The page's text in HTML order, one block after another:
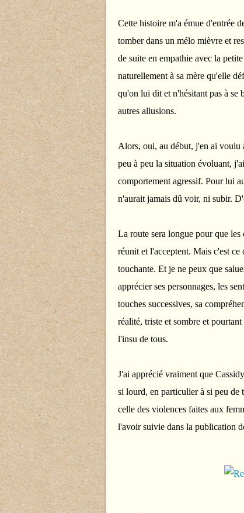
Cette histoire m'a émue d'entrée
tomber dans un mélo mièvre et
de suite en empathie avec la
naturellement à sa mère qu'elle
qu'on lui dit et n'hésitant pas à se
autres allusions.
Alors, oui, au début, j'en ai voulu
peu à peu la situation évoluant,
comportement agressif. Pour lui
n'aurait jamais dû voir, ni subir.
La route sera longue pour que
réunit et l'acceptent. Mais c'est
touchante. Et je ne peux que
apprécier ses personnages, les
touches successives, sa
réalité, triste et sombre et
l'insu de tous.
J'ai apprécié vraiment que
si lourd, en particulier à si peu de
celle des violences faites aux
l'avoir suivie dans la publication